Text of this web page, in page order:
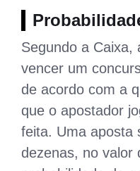
Segundo a Caixa,
vencer um
de acordo com a
que o apostador
feita. Uma aposta
dezenas, no valor